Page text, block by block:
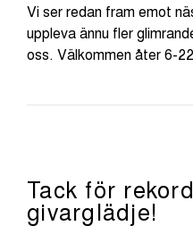
Vi ser redan fram emot
uppleva ännu fler
oss. Välkommen åter 6-
Tack för
givarglädje!